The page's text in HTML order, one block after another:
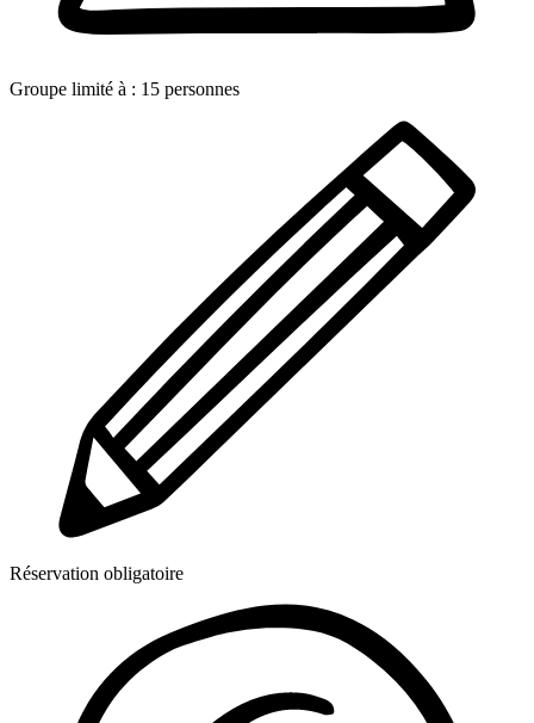
Groupe limité à : 15 personnes
Réservation obligatoire